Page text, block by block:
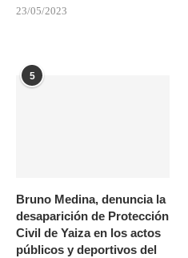
23/05/2023
5
Bruno Medina, denuncia la
desaparición de Protección
Civil de Yaiza en los actos
públicos y deportivos del